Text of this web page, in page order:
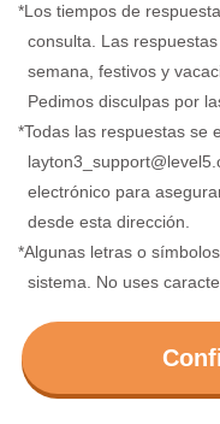
*Los tiempos de
consulta. Las
semana, festivos y
Pedimos disculpas por
*Todas las respuestas se
electrónico para
desde esta dirección.
*Algunas letras o
sistema. No uses